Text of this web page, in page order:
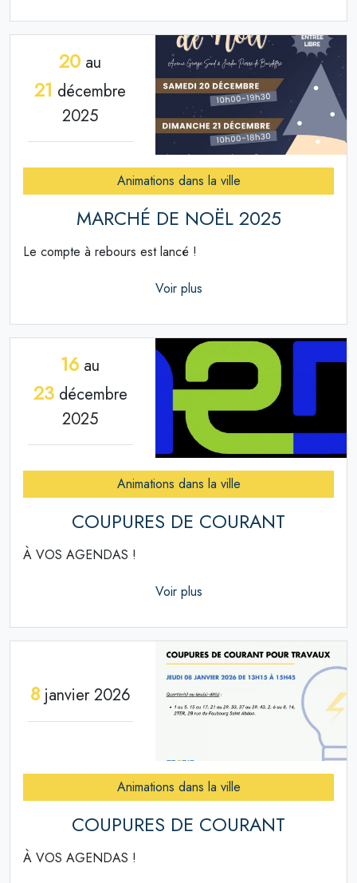
20 au
21 décembre
2025
Animations dans la ville
MARCHÉ DE NOËL 2025
Le compte à rebours est lancé !
Voir plus
16 au
23décembre
2025
Animations dans la ville
COUPURES DE COURANT
À VOS AGENDAS !
Voir plus
8janvier 2026
Animations dans la ville
COUPURES DE COURANT
À VOS AGENDAS !